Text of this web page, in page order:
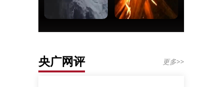
央广网评 更多>>